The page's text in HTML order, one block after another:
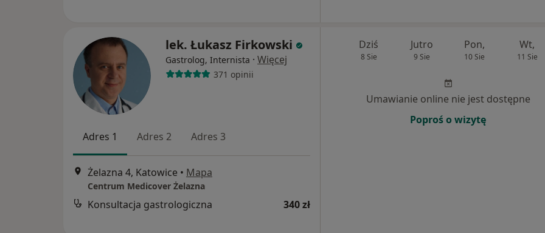
lek. Łukasz Firkowski
Gastrolog, Internista · Więcej
371 opinii
Adres 1 Adres 2 Adres 3
Żelazna 4, Katowice • Mapa
Centrum Medicover Żelazna
Konsultacja gastrologiczna 340 zł
Dziś
8 Sie
Jutro
9 Sie
Pon,
10 Sie
Wt,
11 Sie
Umawianie online nie jest dostępne
Poproś o wizytę